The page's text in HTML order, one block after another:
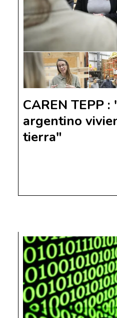
CAREN TEPP
argentino
tierra"